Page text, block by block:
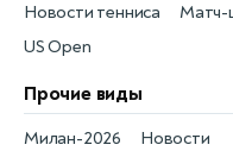
Новости тенниса
Матч-
US Open
Прочие виды
Новости
Милан-2026